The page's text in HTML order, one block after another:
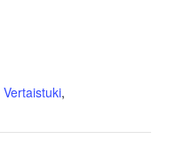
Vertaistuki,